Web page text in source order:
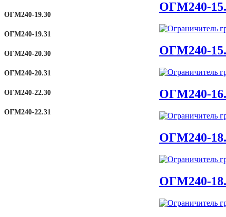
ОГМ240-19.30
ОГМ240-19.31
ОГМ240-20.30
ОГМ240-20.31
ОГМ240-22.30
ОГМ240-22.31
ОГМ240-
ОГМ240-
ОГМ240-
ОГМ240-
ОГМ240-